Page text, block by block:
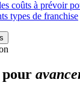
coûts à prévoir
types de franchise
secteurs porteurs
la franchise
pour